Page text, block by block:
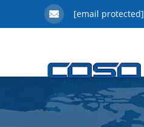
[email protected]